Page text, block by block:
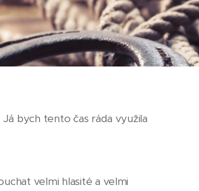
bych tento čas ráda využila
velmi hlasité a velmi